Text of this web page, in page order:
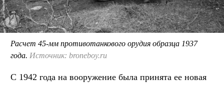
Расчет 45-мм противотанкового орудия образца 1937
года. Источник: broneboy.ru
С 1942 года на вооружение была принята ее новая